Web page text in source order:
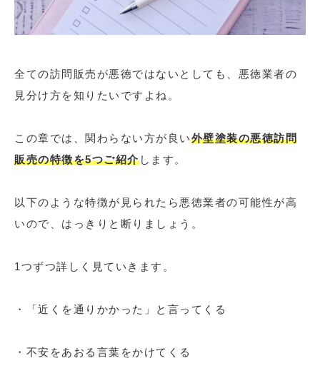
全ての訪問販売が悪徳ではないとしても、悪徳業者の
見分け方を知りたいですよね。
この章では、関わらない方が良い外壁塗装の悪徳訪問
販売の特徴を5つご紹介します。
以下のような特徴が見られたら悪徳業者の可能性が高
いので、はっきりと断りましょう。
1つずつ詳しく見ていきます。
・「近くを通りかかった」と言ってくる
・不安をあおる言葉をかけてくる